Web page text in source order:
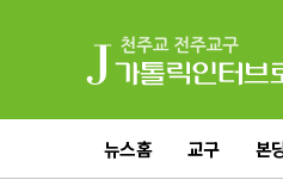
뉴스홈 교구 본